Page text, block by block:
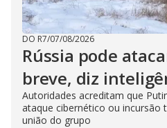
DO R7/07/08/2026
Rússia pode
breve, diz
Autoridades acreditam que
ataque cibernético ou incursão
união do grupo